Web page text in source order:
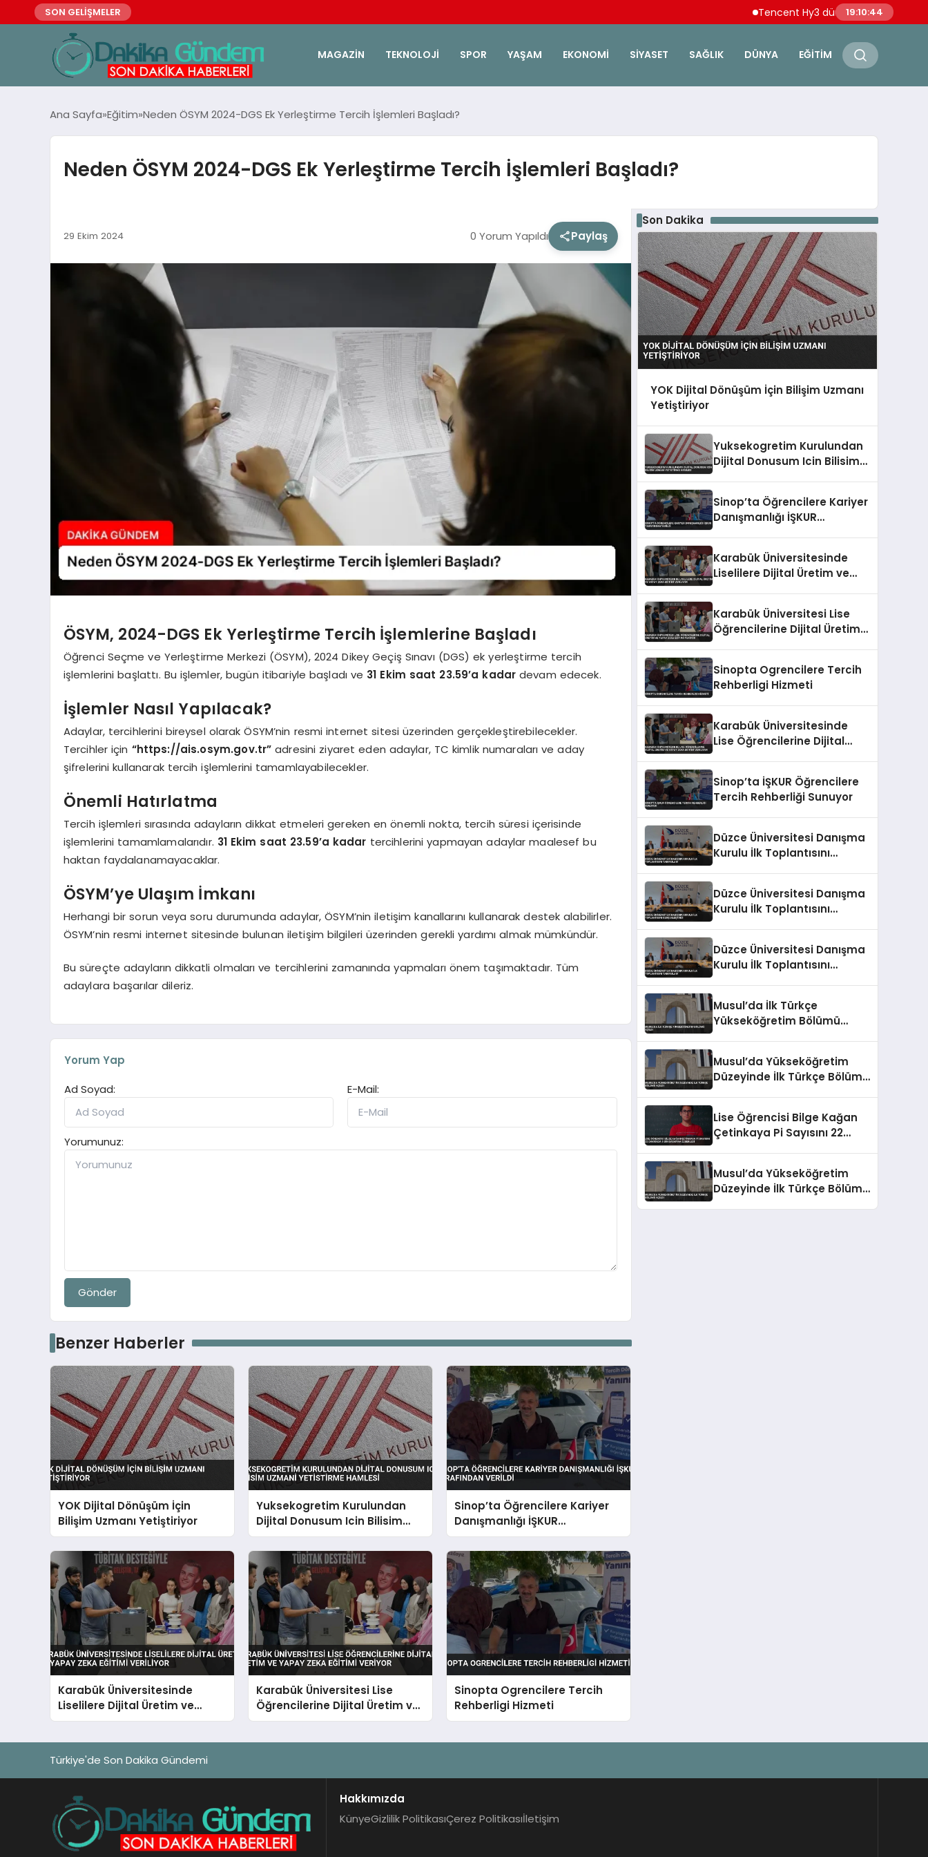
SON GELİŞMELER Tencent Hy3 dünya genelinde kullanıma
19:10:45
MAGAZIN TEKNOLOJI SPOR YAŞAM EKONOMI SIYASET SAĞLIK DÜNYA EĞITIM
Ana Sayfa Eğitim Neden ÖSYM 2024-DGS Ek Yerleştirme Tercih İşlemleri Başladı?
Neden ÖSYM 2024-DGS Ek Yerleştirme Tercih İşlemleri Başladı?
29 Ekim 2024 0 Yorum Yapıldı Paylaş
ÖSYM, 2024-DGS Ek Yerleştirme Tercih İşlemlerine Başladı
Öğrenci Seçme ve Yerleştirme Merkezi (ÖSYM), 2024 Dikey Geçiş Sınavı (DGS) ek yerleştirme tercih
işlemlerini başlattı. Bu işlemler, bugün itibariyle başladı ve 31 Ekim saat 23.59’a kadar devam edecek.
İşlemler Nasıl Yapılacak?
Adaylar, tercihlerini bireysel olarak ÖSYM’nin resmi internet sitesi üzerinden gerçekleştirebilecekler.
Tercihler için “https://ais.osym.gov.tr” adresini ziyaret eden adaylar, TC kimlik numaraları ve aday
şifrelerini kullanarak tercih işlemlerini tamamlayabilecekler.
Önemli Hatırlatma
Tercih işlemleri sırasında adayların dikkat etmeleri gereken en önemli nokta, tercih süresi içerisinde
işlemlerini tamamlamalarıdır. 31 Ekim saat 23.59’a kadar tercihlerini yapmayan adaylar maalesef bu
haktan faydalanamayacaklar.
ÖSYM’ye Ulaşım İmkanı
Herhangi bir sorun veya soru durumunda adaylar, ÖSYM’nin iletişim kanallarını kullanarak destek alabilirler.
ÖSYM’nin resmi internet sitesinde bulunan iletişim bilgileri üzerinden gerekli yardımı almak mümkündür.
Bu süreçte adayların dikkatli olmaları ve tercihlerini zamanında yapmaları önem taşımaktadır. Tüm
adaylara başarılar dileriz.
Yorum Yap
Ad Soyad:
E-Mail:
Yorumunuz:
Gönder
Benzer Haberler
YOK Dijital Dönüşüm İçin
Bilişim Uzmanı Yetiştiriyor
Yuksekogretim Kurulundan
Dijital Donusum Icin Bilisim
Uzmani Yetistirme Hamlesi
Sinop’ta Öğrencilere Kariyer
Danışmanlığı İŞKUR
Tarafından Verildi
Karabük Üniversitesinde
Liselilere Dijital Üretim ve
Yapay Zeka Eğitimi Veriliyor
Karabük Üniversitesi Lise
Öğrencilerine Dijital Üretim ve
Yapay Zeka Eğitimi Veriyor
Sinopta Ogrencilere Tercih
Rehberligi Hizmeti
Son Dakika
YOK Dijital Dönüşüm İçin Bilişim Uzmanı
Yetiştiriyor
Yuksekogretim Kurulundan
Dijital Donusum Icin Bilisim
Sinop’ta Öğrencilere Kariyer
Danışmanlığı İŞKUR
Karabük Üniversitesinde
Liselilere Dijital Üretim ve
Karabük Üniversitesi Lise
Öğrencilerine Dijital Üretim
Sinopta Ogrencilere Tercih
Rehberligi Hizmeti
Karabük Üniversitesinde
Lise Öğrencilerine Dijital
Sinop’ta İŞKUR Öğrencilere
Tercih Rehberliği Sunuyor
Düzce Üniversitesi Danışma
Kurulu İlk Toplantısını
Düzce Üniversitesi Danışma
Kurulu İlk Toplantısını
Düzce Üniversitesi Danışma
Kurulu İlk Toplantısını
Musul’da İlk Türkçe
Yükseköğretim Bölümü
Musul’da Yükseköğretim
Düzeyinde İlk Türkçe Bölümü
Lise Öğrencisi Bilge Kağan
Çetinkaya Pi Sayısını 22
Musul’da Yükseköğretim
Düzeyinde İlk Türkçe Bölümü
Türkiye'de Son Dakika Gündemi
Hakkımızda
KünyeGizlilik PolitikasıÇerez Politikasıİletişim